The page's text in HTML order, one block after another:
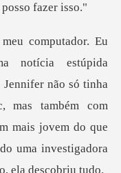
Jennifer não só tinha
mas também com
mais jo